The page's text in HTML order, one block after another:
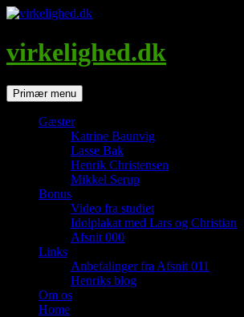
Hop
indhold
virkelighed.dk
SøgPrimær menu
Gæster
Katrine Baunvig
Lasse Bak
Henrik Christensen
Mikkel Serup
Bonus
Video fra studiet
Idolplakat med Lars og Christian
Afsnit 000
Links
Anbefalinger fra Afsnit 011
Henriks blog
Om os
Home